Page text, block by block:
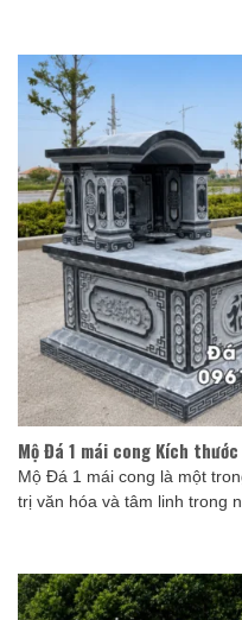
Mộ Đá 1 mái cong Kích
Mộ Đá 1 mái cong là một
trị văn hóa và tâm linh trong